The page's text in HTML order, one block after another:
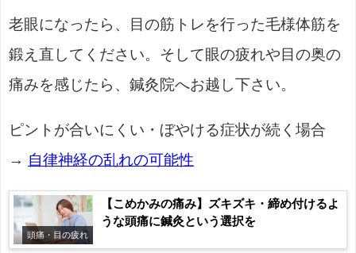
老眼になったら、目の筋トレを行った毛様体筋を
鍛え直してください。そして眼の疲れや目の奥の
痛みを感じたら、鍼灸院へお越し下さい。
ピントが合いにくい・ぼやける症状が続く場合
→ 自律神経の乱れの可能性
頭痛・目の疲れ
【こめかみの痛み】ズキズキ・締め付けるよ
うな頭痛に鍼灸という選択を